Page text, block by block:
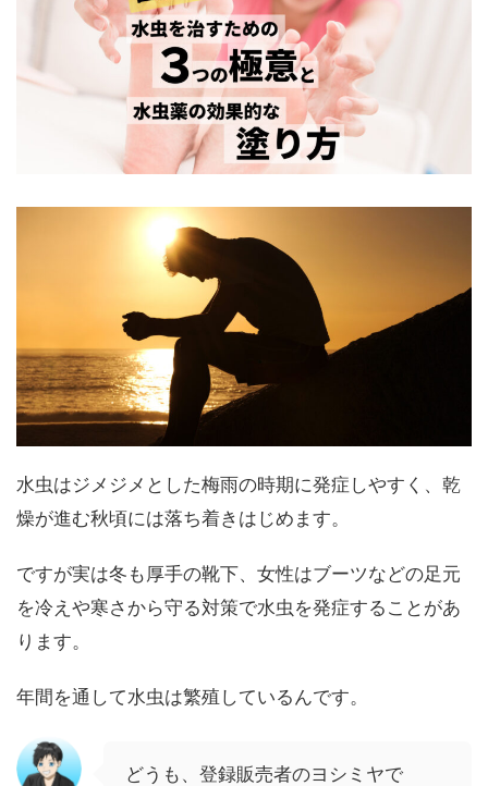
水虫はジメジメとした梅雨の時期に発症しやすく、乾
燥が進む秋頃には落ち着きはじめます。
ですが実は冬も厚手の靴下、女性はブーツなどの足元
を冷えや寒さから守る対策で水虫を発症することがあ
ります。
年間を通して水虫は繁殖しているんです。
どうも、登録販売者のヨシミヤで